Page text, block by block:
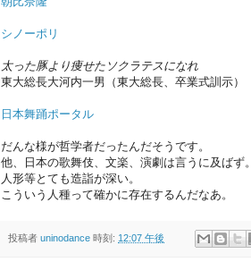
シノーポリ
太った豚より痩せたソクラテスになれ
東大総長大河内一男（東大総長、卒業式訓示）
日本舞踊ポータル
だんな様が哲学者だったんだそうです。
他、日本の歌舞伎、文楽、演劇は言うに及ばず。
人形等とても造詣が深い。
こういう人種って確かに存在するんだなあ。
投稿者 uninodance 時刻: 12:07 午後